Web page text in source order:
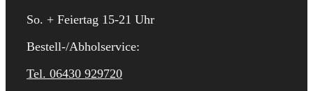
So. + Feiertag 15-21 Uhr
Bestell-/Abholservice:
Tel. 06430 929720